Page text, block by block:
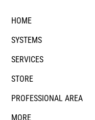
HOME
SYSTEMS
SERVICES
STORE
PROFESSIONAL AREA
MORE